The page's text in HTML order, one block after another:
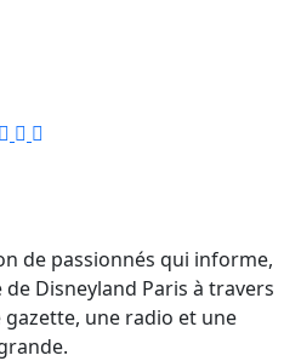
de passionnés qui informe,
Disneyland Paris à travers
une radio et une